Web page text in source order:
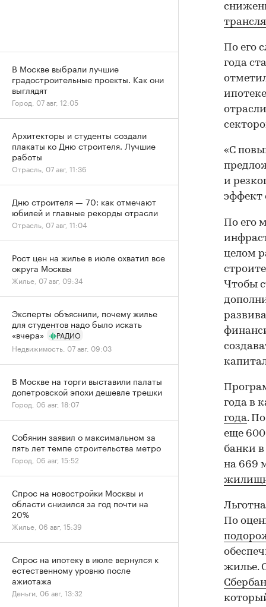
По его
года
«С
и
эффект
По его
целом
Чтобы
года в
года.
еще
банки
на 669
По
жилье.
В Москве выбрали лучшие
градостроительные проекты. Как они
выглядят
Город, 07 авг, 12:05
Архитекторы и студенты создали
плакаты ко Дню строителя. Лучшие
работы
Отрасль, 07 авг, 11:36
Дню строителя — 70: как отмечают
юбилей и главные рекорды отрасли
Отрасль, 07 авг, 11:04
Рост цен на жилье в июле охватил все
округа Москвы
Жилье, 07 авг, 09:34
Эксперты объяснили, почему жилье
для студентов надо было искать
«вчера»
РАДИО
Недвижимость, 07 авг, 09:03
В Москве на торги выставили палаты
допетровской эпохи дешевле трешки
Город, 06 авг, 18:07
Собянин заявил о максимальном за
пять лет темпе строительства метро
Город, 06 авг, 15:52
Спрос на новостройки Москвы и
области снизился за год почти на
20%
Жилье, 06 авг, 15:39
Спрос на ипотеку в июле вернулся к
естественному уровню после
ажиотажа
Деньги, 06 авг, 13:32